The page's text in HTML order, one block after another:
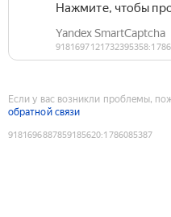
Если у вас возникли проблемы,
обратной связи
9181696887859185620:1786085387